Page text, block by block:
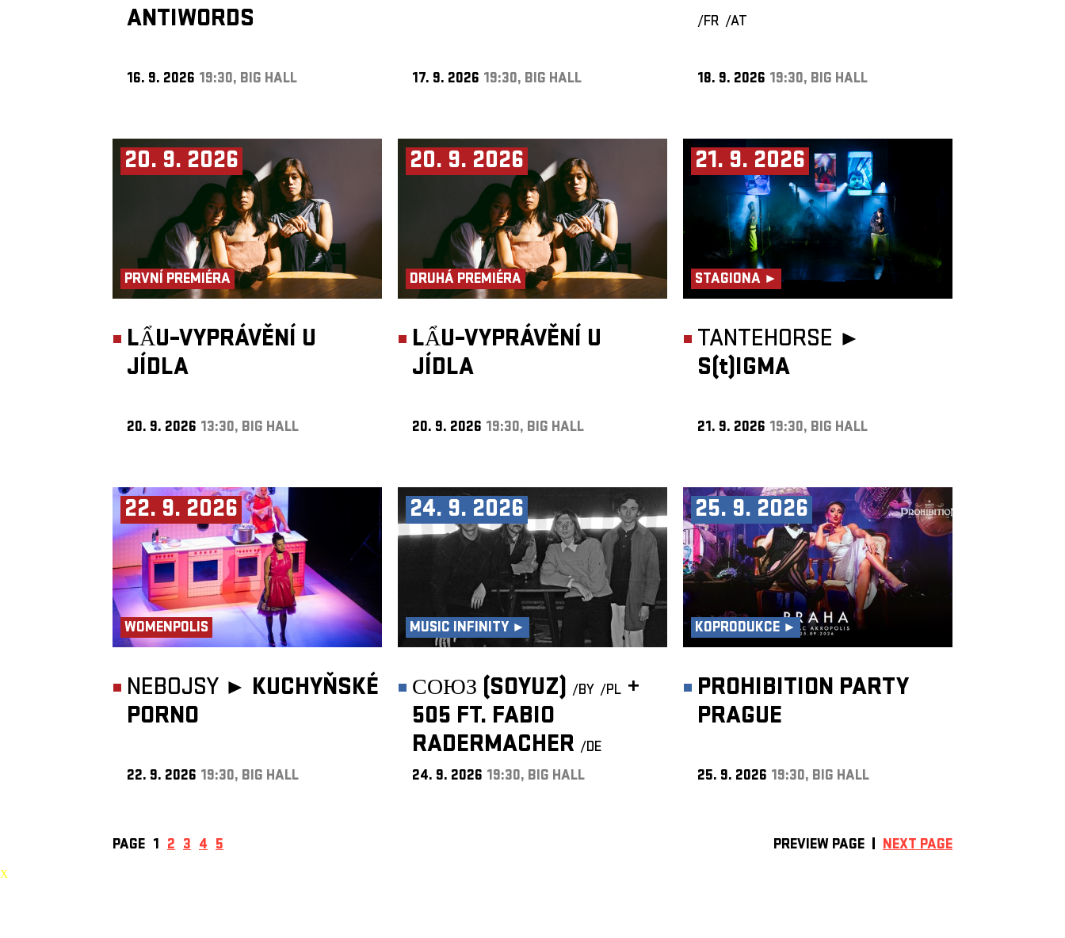
ANTIWORDS
16. 9. 2026 19:30, BIG HALL 17. 9. 2026 19:30, BIG HALL
/FR /AT
18. 9. 2026 19:30, BIG HALL
20. 9. 2026
PRVNÍ PREMIÉRA
LẨU–VYPRÁVĚNÍ U
JÍDLA
20. 9. 2026 13:30, BIG HALL
20. 9. 2026
DRUHÁ PREMIÉRA
LẨU–VYPRÁVĚNÍ U
JÍDLA
20. 9. 2026 19:30, BIG HALL
21. 9. 2026
STAGIONA ►
TANTEHORSE ►
S(t)IGMA
21. 9. 2026 19:30, BIG HALL
22. 9. 2026
WOMENPOLIS
NEBOJSY ► KUCHYŇSKÉ
PORNO
22. 9. 2026 19:30, BIG HALL
24. 9. 2026
MUSIC INFINITY ►
СОЮЗ (SOYUZ) /BY /PL +
505 FT. FABIO
RADERMACHER /DE
24. 9. 2026 19:30, BIG HALL
25. 9. 2026
KOPRODUKCE ►
PROHIBITION PARTY
PRAGUE
25. 9. 2026 19:30, BIG HALL
PAGE 1 2 3 4 5 PREVIEW PAGE NEXT PAGE
X